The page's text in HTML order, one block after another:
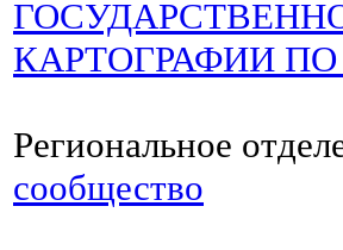
КАРТОГРАФИИ
Региональное
сообщество